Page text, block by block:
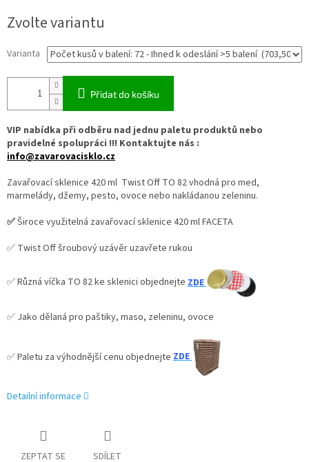
Zvolte variantu
Varianta
Přidat do košíku
VIP nabídka při odběru nad jednu paletu produktů nebo
pravidelné spolupráci !!! Kontaktujte nás :
info@zavarovacisklo.cz
Zavařovací sklenice 420 ml Twist Off TO 82 vhodná pro med,
marmelády, džemy, pesto, ovoce nebo nakládanou zeleninu.
✅Široce využitelná zavařovací sklenice 420 ml FACETA
✅ Twist Off šroubový uzávěr uzavřete rukou
✅ Různá víčka TO 82 ke sklenici objednejte ZDE
✅ Jako dělaná pro paštiky, maso, zeleninu, ovoce
✅ Paletu za výhodnější cenu objednejte ZDE
Detailní informace
ZEPTAT SE SDÍLET